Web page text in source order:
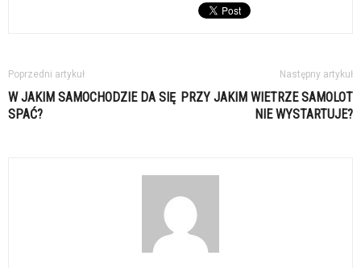
Poprzedni artykuł
W JAKIM SAMOCHODZIE DA SIĘ
SPAĆ?
Następny artykuł
PRZY JAKIM WIETRZE SAMOLOT
NIE WYSTARTUJE?